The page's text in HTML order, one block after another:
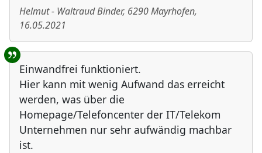
Helmut - Waltraud Binder, 6290Mayrhofen,
16.05.2021
Einwandfrei funktioniert.
Hier kann mit wenig Aufwand das erreicht
werden, was über die
Homepage/Telefoncenter der IT/Telekom
Unternehmen nur sehr aufwändig machbar
ist.